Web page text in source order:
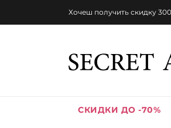
Хочеш получить скидку
СКИДКИ ДО -70%